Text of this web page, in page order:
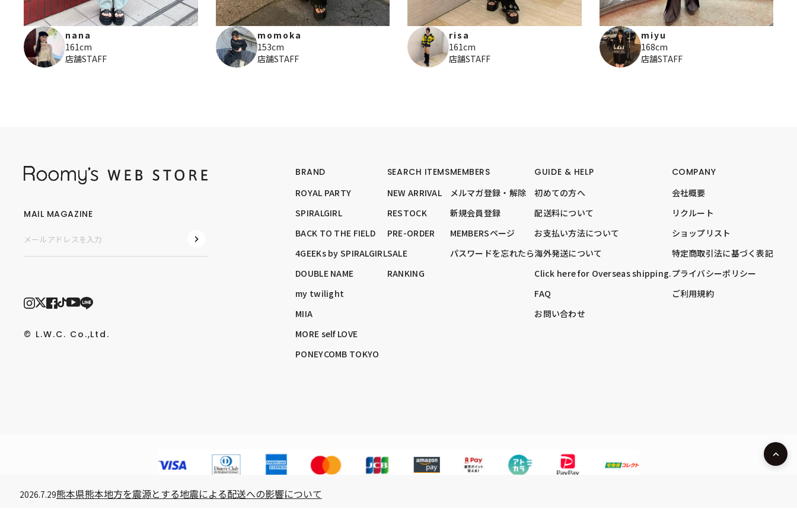
2026.7.29熊本県熊本地方を震源とする地震による配送への影響について
nana
161cm
店舗STAFF
momoka
153cm
店舗STAFF
risa
161cm
店舗STAFF
miyu
168cm
店舗STAFF
BRAND
ROYAL PARTY
SPIRALGIRL
BACK TO THE FIELD
4GEEKs by SPIRALGIRL
DOUBLE NAME
my twilight
MIIA
MORE self LOVE
PONEYCOMB TOKYO
SEARCH ITEMS
NEW ARRIVAL
RESTOCK
PRE-ORDER
SALE
RANKING
MEMBERS
メルマガ登録・解除
新規会員登録
MEMBERSページ
パスワードを忘れたら
GUIDE & HELP
初めての方へ
配送料について
お支払い方法について
海外発送について
Click here for Overseas shipping.
FAQ
お問い合わせ
COMPANY
会社概要
リクルート
ショップリスト
特定商取引法に基づく表記
プライバシーポリシー
ご利用規約
MAIL MAGAZINE
© L.W.C. Co.,Ltd.